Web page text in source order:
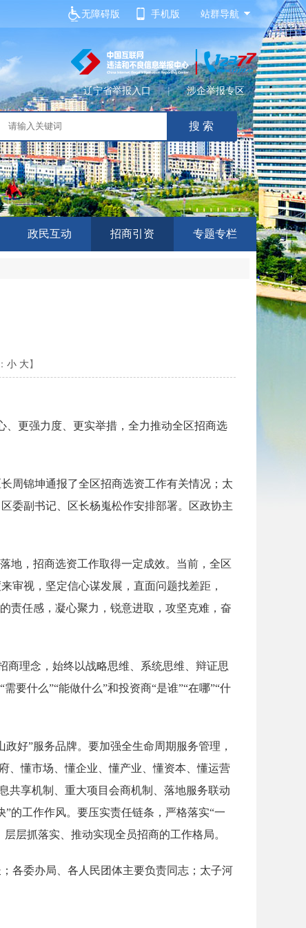
站群导航
无障碍版 手机版
辽宁省举报入口 | 涉企举报专区
政民互动 招商引资 专题专栏
小 大】
、更强力度、更实举措，全力推动全区招商选
周锦坤通报了全区招商选资工作有关情况；太
委副书记、区长杨嵬松作安排部署。区政协主
地，招商选资工作取得一定成效。当前，全区
审视，坚定信心谋发展，直面问题找差距，
责任感，凝心聚力，锐意进取，攻坚克难，奋
商理念，始终以战略思维、系统思维、辩证思
要什么”“能做什么”和投资商“是谁”“在哪”“什
好”服务品牌。要加强全生命周期服务管理，
、懂市场、懂企业、懂产业、懂资本、懂运营
共享机制、重大项目会商机制、落地服务联动
的工作作风。要压实责任链条，严格落实“一
层抓落实、推动实现全员招商的工作格局。
各委办局、各人民团体主要负责同志；太子河